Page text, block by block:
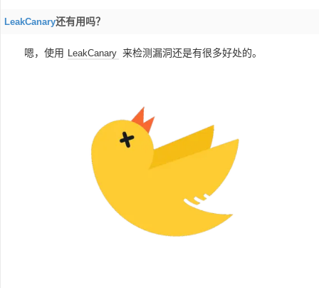
LeakCanary还有用吗？
嗯，使用 LeakCanary 来检测漏洞还是有很多好处的。